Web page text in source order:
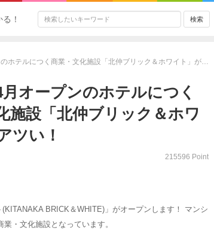
のホテルにつく商業・文化施設「北仲ブリック＆ホワイト」が…
月オープンのホテルにつく
施設「北仲ブリック＆ホワ
ツい！
215596 Point
BRICK＆WHITE)」がオープンします！ マンシ
・文化施設となっています。
！